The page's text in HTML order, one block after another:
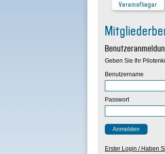
Vereinsflieger
Geben Sie Ihr
Benutzername
Passwort
Erster Login / Haben